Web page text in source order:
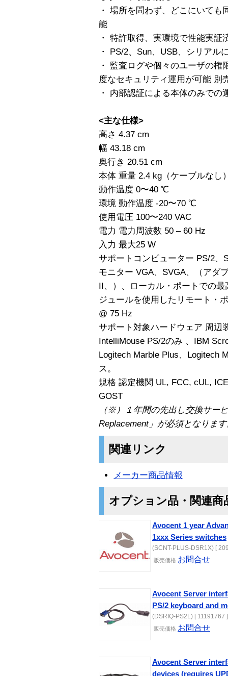
・ 場所を問わず、どこにいて
能
・ 特許取得、実環境で性能実
・ PS/2、Sun、USB、シリアル
・ 監査ログや個々のユーザの
度なセキュリティ運用が可能 別
・ 内部認証による本体のみでの
<主な仕様>
高さ 4.37 cm
幅 43.18 cm
奥行き 20.51 cm
本体 重量 2.4 kg（ケーブルなし
動作温度 0〜40 ℃
環境 動作温度 -20〜70 ℃
使用電圧 100〜240 VAC
電力 電力周波数 50 – 60 Hz
入力 最大25 W
サポートコンピューター PS/2、
モニター VGA、SVGA、（アダ
II、）、ローカル・ポートでの
ジュールを使用したリモート・
@ 75 Hz
サポート対象ハードウェア 周辺
IntelliMouse PS/2のみ 、IBM
Logitech Marble Plus、Logitech
ス。
規格 認定機関 UL, FCC, cUL,
GOST
（※）１年間の先出し交換サー
Replacement」が必須となりま
関連リンク
メーカー商品情報
オプション品・関連商
Avocent 1 year
1xxx Series switches
(SCNT-PLUS-DSR1X) [
販売価格 お問合せ
Avocent Server
PS/2 keyboard and
(DSRIQ-PS2L) [ 11191767 ]
販売価格 お問合せ
Avocent Server
devices (requires